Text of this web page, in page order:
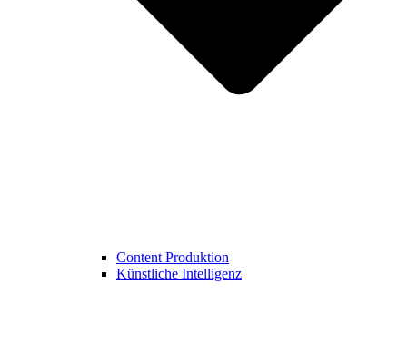
Content Produktion
Künstliche Intelligenz